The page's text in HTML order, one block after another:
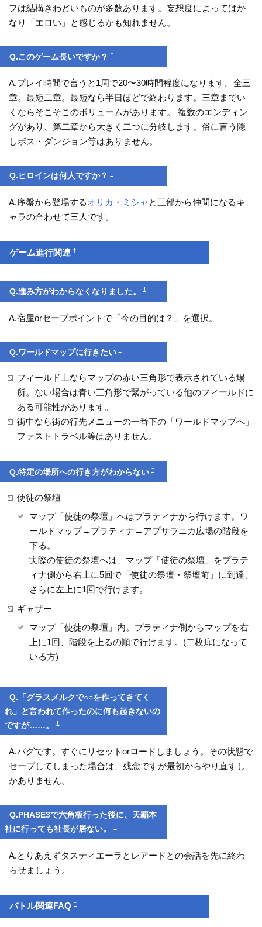
フは結構きわどいものが多数あります。妄想度によってはか
なり「エロい」と感じるかも知れません。
Q.このゲーム長いですか？†
A.プレイ時間で言うと1周で20〜30時間程度になります。全三
章。最短二章。最短なら半日ほどで終わります。三章までい
くならそこそこのボリュームがあります。 複数のエンディン
グがあり、第二章から大きく二つに分岐します。俗に言う隠
しボス・ダンジョン等はありません。
Q.ヒロインは何人ですか？†
A.序盤から登場するオリカ ・ ミシャ と三部から仲間になるキ
ャラの合わせて三人です。
ゲーム進行関連†
Q.進み方がわからなくなりました。†
A.宿屋orセーブポイントで「今の目的は？」を選択。
Q.ワールドマップに行きたい†
フィールド上ならマップの赤い三角形で表示されている場
所。ない場合は青い三角形で繋がっている他のフィールドに
ある可能性があります。
街中なら街の行先メニューの一番下の「ワールドマップへ」
ファストトラベル等はありません。
Q.特定の場所への行き方がわからない†
使徒の祭壇
マップ「使徒の祭壇」へはプラティナから行けます。ワ
ールドマップ→プラティナ→アプサラニカ広場の階段を
下る。
実際の使徒の祭壇へは、マップ「使徒の祭壇」をプラテ
ィナ側から右上に5回で「使徒の祭壇・祭壇前」に到達、
さらに左上に1回で行けます。
ギャザー
マップ「使徒の祭壇」内。プラティナ側からマップを右
上に1回、階段を上るの順で行けます。(二枚扉になって
いる方)
Q.「グラスメルクで○○を作ってきてく
れ」と言われて作ったのに何も起きないの
ですが……。†
A.バグです。すぐにリセットorロードしましょう。その状態で
セーブしてしまった場合は、残念ですが最初からやり直すし
かありません。
Q.PHASE3で六角板行った後に、天覇本
社に行っても社長が居ない。†
A.とりあえずタスティエーラとレアードとの会話を先に終わ
らせましょう。
バトル関連FAQ†